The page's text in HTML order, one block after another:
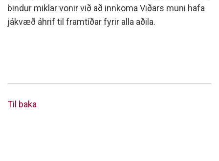
bindur miklar vonir við að innkoma Viðars muni hafa
jákvæð áhrif til framtíðar fyrir alla aðila.
Til baka